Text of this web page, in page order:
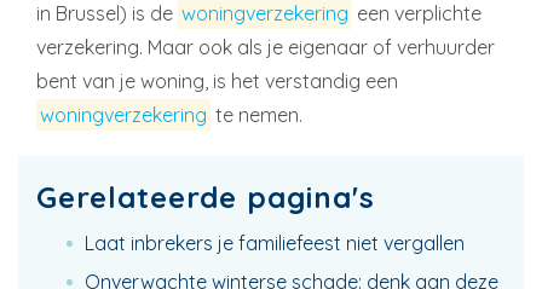
in Brussel) is de woningverzekering een verplichte
verzekering. Maar ook als je eigenaar of verhuurder
bent van je woning, is het verstandig een
woningverzekering te nemen.
Gerelateerde pagina's
Laat inbrekers je familiefeest niet vergallen
Onverwachte winterse schade: denk aan deze